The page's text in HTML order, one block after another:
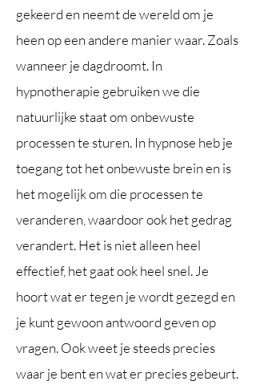
gekeerd en neemt de wereld om je
heen op een andere manier waar. Zoals
wanneer je dagdroomt. In
hypnotherapie gebruiken we die
natuurlijke staat om onbewuste
processen te sturen. In hypnose heb je
toegang tot het onbewuste brein en is
het mogelijk om die processen te
veranderen, waardoor ook het gedrag
verandert. Het is niet alleen heel
effectief, het gaat ook heel snel. Je
hoort wat er tegen je wordt gezegd en
je kunt gewoon antwoord geven op
vragen. Ook weet je steeds precies
waar je bent en wat er precies gebeurt.